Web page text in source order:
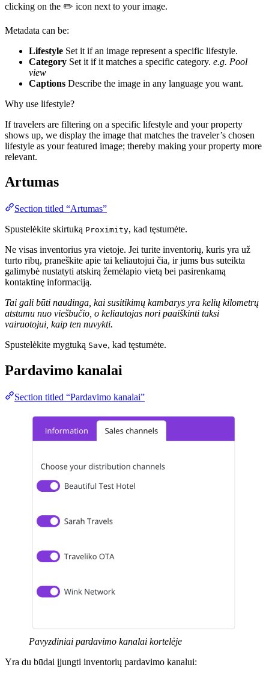
clicking on the ✏️ icon next to your image.
Metadata can be:
Lifestyle Set it if an image represent a specific lifestyle.
Category Set it if it matches a specific category. e.g. Pool
view
Captions Describe the image in any language you want.
Why use lifestyle?
If travelers are filtering on a specific lifestyle and your property
shows up, we display the image that matches the traveler’s chosen
lifestyle as your featured image; thereby making your property more
relevant.
Artumas
Section titled “Artumas”
Spustelėkite skirtuką Proximity, kad tęstumėte.
Ne visas inventorius yra vietoje. Jei turite inventorių, kuris yra už
turto ribų, praneškite apie tai keliautojui čia, ir jums bus suteikta
galimybė nustatyti atskirą žemėlapio vietą bei pasirenkamą
kontaktinę informaciją.
Tai gali būti naudinga, kai susitikimų kambarys yra kelių kilometrų
atstumu nuo viešbučio, o keliautojas nori paaiškinti taksi
vairuotojui, kaip ten nuvykti.
Spustelėkite mygtuką Save, kad tęstumėte.
Pardavimo kanalai
Section titled “Pardavimo kanalai”
Pavyzdiniai pardavimo kanalai kortelėje
Yra du būdai įjungti inventorių pardavimo kanalui: